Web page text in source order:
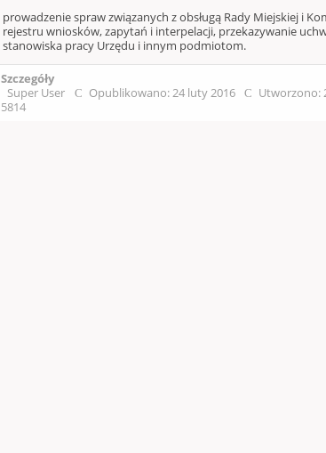
prowadzenie spraw związanych z obsługą Rady Miejskiej i
rejestru wniosków, zapytań i interpelacji, przekazywanie
stanowiska pracy Urzędu i innym podmiotom.
Szczegóły
Super User
Opublikowano: 24 luty 2016 Utworzono:
5814